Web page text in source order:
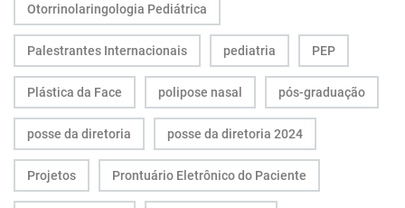
Otorrinolaringologia Pediátrica
Palestrantes Internacionais pediatria PEP
Plástica da Face polipose nasal pós-graduação
posse da diretoria posse da diretoria 2024
Projetos Prontuário Eletrônico do Paciente